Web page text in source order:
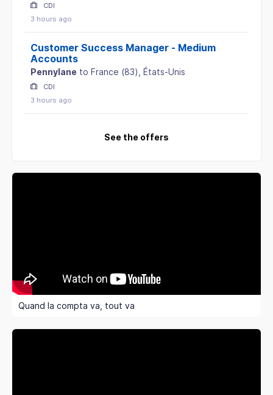
CDI
3 hours ago
Customer Success Manager - Medium
Accounts
Pennylane to France (83) , États-Unis
CDI
3 hours ago
See the offers
Quand la compta va, tout va